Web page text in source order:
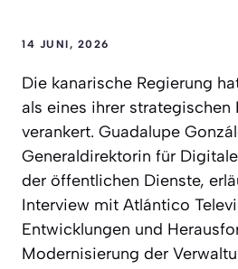
14 JUNI, 2026
Die kanarische Regierung
als eines ihrer strategischen
verankert. Guadalupe
Generaldirektorin für
der öffentlichen Dienste,
Interview mit Atlántico
Entwicklungen und
Modernisierung der